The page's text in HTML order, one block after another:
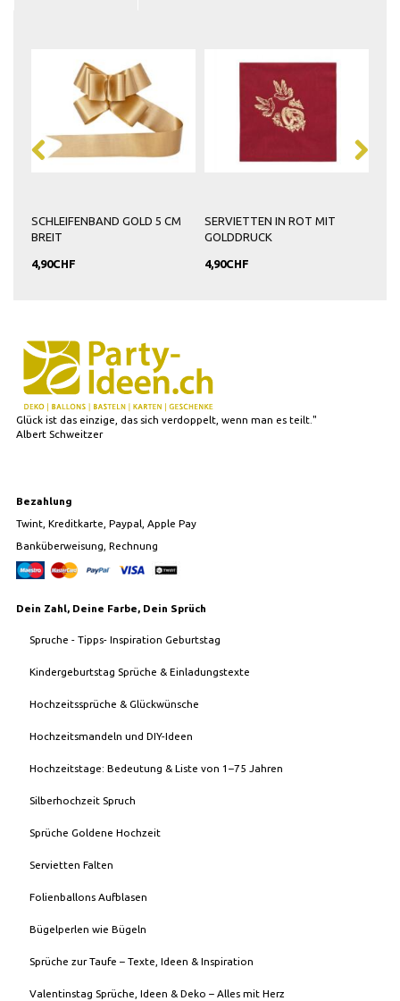
SCHLEIFENBAND GOLD 5 CM
BREIT
4,90CHF
SERVIETTEN IN ROT MIT
GOLDDRUCK
4,90CHF
Glück ist das einzige, das sich verdoppelt, wenn man es teilt."
Albert Schweitzer
Bezahlung
Twint, Kreditkarte, Paypal, Apple Pay
Banküberweisung, Rechnung
Dein Zahl, Deine Farbe, Dein Sprüch
Spruche - Tipps- Inspiration Geburtstag
Kindergeburtstag Sprüche & Einladungstexte
Hochzeitssprüche & Glückwünsche
Hochzeitsmandeln und DIY-Ideen
Hochzeitstage: Bedeutung & Liste von 1–75 Jahren
Silberhochzeit Spruch
Sprüche Goldene Hochzeit
Servietten Falten
Folienballons Aufblasen
Bügelperlen wie Bügeln
Sprüche zur Taufe – Texte, Ideen & Inspiration
Valentinstag Sprüche, Ideen & Deko – Alles mit Herz